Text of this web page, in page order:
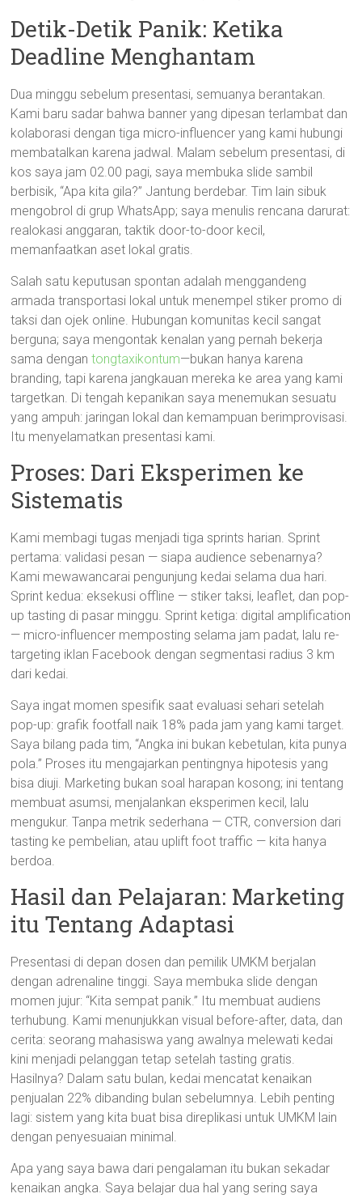
Detik-Detik Panik: Ketika
Deadline Menghantam
Dua minggu sebelum presentasi, semuanya berantakan.
Kami baru sadar bahwa banner yang dipesan terlambat dan
kolaborasi dengan tiga micro-influencer yang kami hubungi
membatalkan karena jadwal. Malam sebelum presentasi, di
kos saya jam 02.00 pagi, saya membuka slide sambil
berbisik, “Apa kita gila?” Jantung berdebar. Tim lain sibuk
mengobrol di grup WhatsApp; saya menulis rencana darurat:
realokasi anggaran, taktik door-to-door kecil,
memanfaatkan aset lokal gratis.
Salah satu keputusan spontan adalah menggandeng
armada transportasi lokal untuk menempel stiker promo di
taksi dan ojek online. Hubungan komunitas kecil sangat
berguna; saya mengontak kenalan yang pernah bekerja
sama dengantongtaxikontum—bukan hanya karena
branding, tapi karena jangkauan mereka ke area yang kami
targetkan. Di tengah kepanikan saya menemukan sesuatu
yang ampuh: jaringan lokal dan kemampuan berimprovisasi.
Itu menyelamatkan presentasi kami.
Proses: Dari Eksperimen ke
Sistematis
Kami membagi tugas menjadi tiga sprints harian. Sprint
pertama: validasi pesan — siapa audience sebenarnya?
Kami mewawancarai pengunjung kedai selama dua hari.
Sprint kedua: eksekusi offline — stiker taksi, leaflet, dan pop-
up tasting di pasar minggu. Sprint ketiga: digital amplification
— micro-influencer memposting selama jam padat, lalu re-
targeting iklan Facebook dengan segmentasi radius 3 km
dari kedai.
Saya ingat momen spesifik saat evaluasi sehari setelah
pop-up: grafik footfall naik 18% pada jam yang kami target.
Saya bilang pada tim, “Angka ini bukan kebetulan, kita punya
pola.” Proses itu mengajarkan pentingnya hipotesis yang
bisa diuji. Marketing bukan soal harapan kosong; ini tentang
membuat asumsi, menjalankan eksperimen kecil, lalu
mengukur. Tanpa metrik sederhana — CTR, conversion dari
tasting ke pembelian, atau uplift foot traffic — kita hanya
berdoa.
Hasil dan Pelajaran: Marketing
itu Tentang Adaptasi
Presentasi di depan dosen dan pemilik UMKM berjalan
dengan adrenaline tinggi. Saya membuka slide dengan
momen jujur: “Kita sempat panik.” Itu membuat audiens
terhubung. Kami menunjukkan visual before-after, data, dan
cerita: seorang mahasiswa yang awalnya melewati kedai
kini menjadi pelanggan tetap setelah tasting gratis.
Hasilnya? Dalam satu bulan, kedai mencatat kenaikan
penjualan 22% dibanding bulan sebelumnya. Lebih penting
lagi: sistem yang kita buat bisa direplikasi untuk UMKM lain
dengan penyesuaian minimal.
Apa yang saya bawa dari pengalaman itu bukan sekadar
kenaikan angka. Saya belajar dua hal yang sering saya